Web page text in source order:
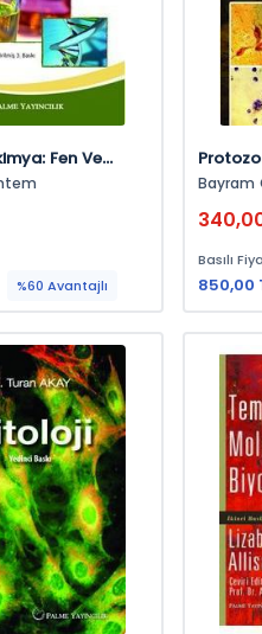
Fen Ve
İçin
%60 Avantajlı
Bayram
Basılı
850,00